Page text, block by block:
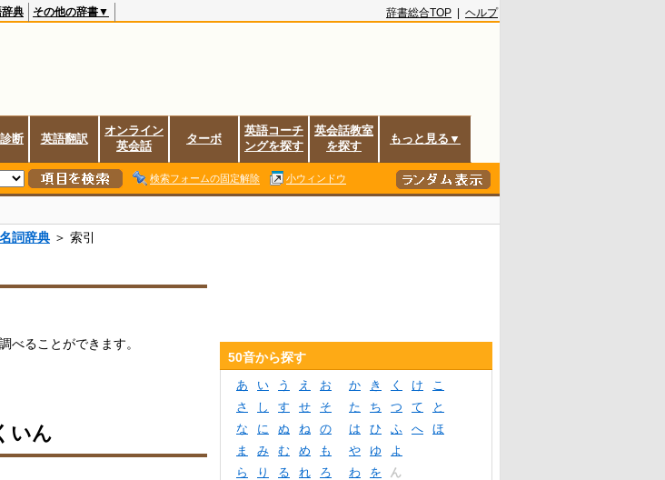
辞典 その他の辞書▼ 辞書総合TOP ヘルプ
断 英語翻訳
オンライン
英会話
ターボ
英語コーチ
ングを探す
英会話教室
を探す
もっと見る▼
検索フォームの固定解除 小ウィンドウ
詞辞典 ＞ 索引
べることができます。
いん
50音から探す
あ い う え お か き く け
こ
さ
し す せ そ た ち つ て
と
な
に ぬ ね の は ひ ふ へ
ほ
ま
み む め も や ゆ
よ
ら
り る れ ろ わ を
ん